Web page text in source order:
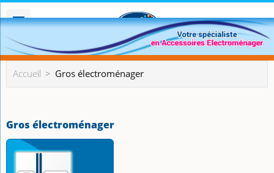
Accueil Gros électroménager
Gros électroménager